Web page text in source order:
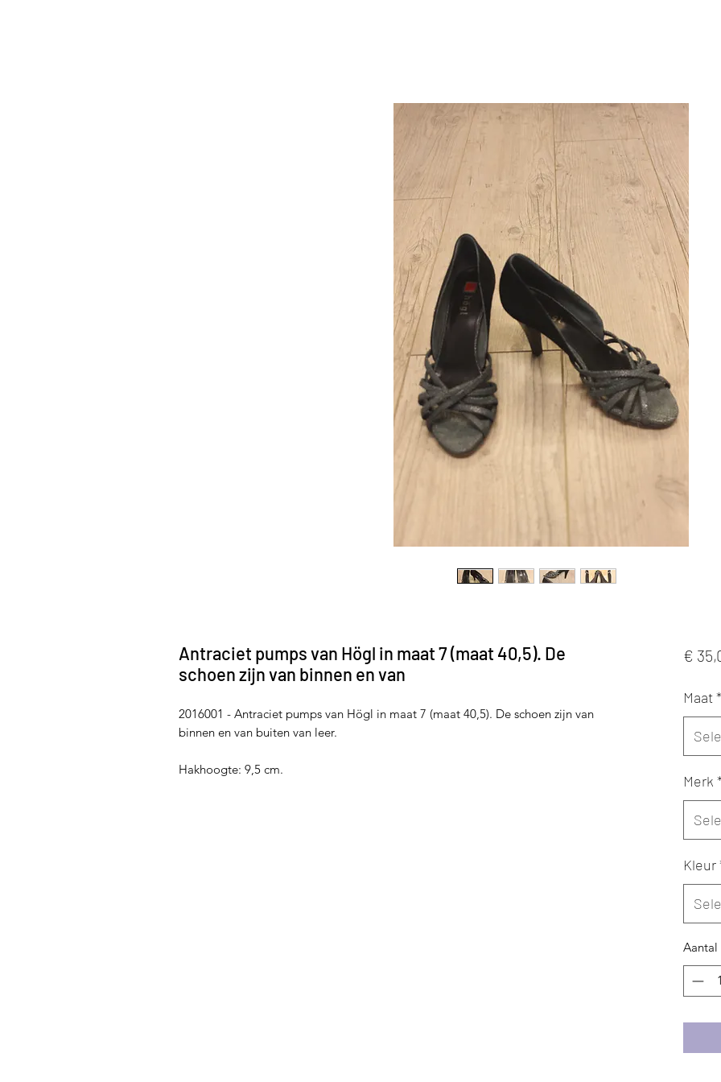
Antraciet pumps van Högl in maat 7 (maat 40,5). De
schoen zijn van binnen en van
2016001 - Antraciet pumps van Högl in maat 7 (maat 40,5). De schoen zijn van
binnen en van buiten van leer.
Hakhoogte: 9,5 cm.
€
Maat*
Merk
Kleur
Aantal